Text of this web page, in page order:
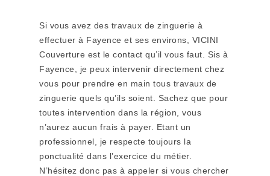
Si vous avez des travaux de zinguerie à
effectuer à Fayence et ses environs, VICINI
Couverture est le contact qu’il vous faut. Sis à
Fayence, je peux intervenir directement chez
vous pour prendre en main tous travaux de
zinguerie quels qu’ils soient. Sachez que pour
toutes intervention dans la région, vous
n’aurez aucun frais à payer. Etant un
professionnel, je respecte toujours la
ponctualité dans l’exercice du métier.
N’hésitez donc pas à appeler si vous chercher